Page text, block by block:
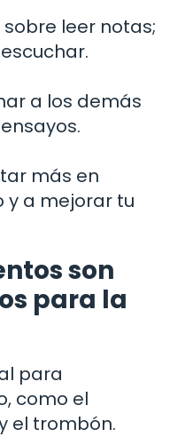
sobre leer notas;
a los demás
más en
y a mejorar tu
son
para la
para
como el
el trombón.